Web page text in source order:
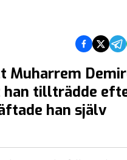
Dela påDela på
Muharrem
han tillträdde
han själv